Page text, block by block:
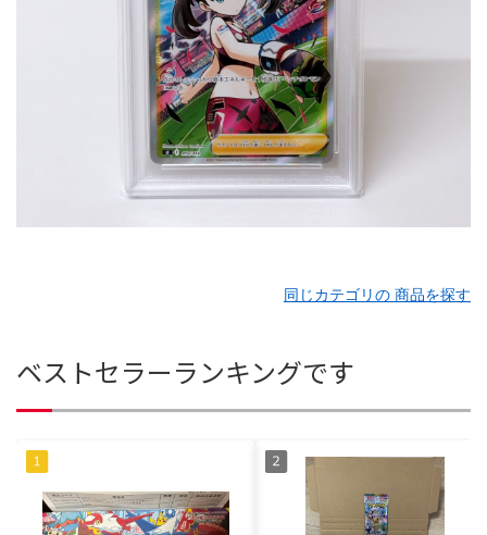
同じカテゴリの 商品を探す
ベストセラーランキングです